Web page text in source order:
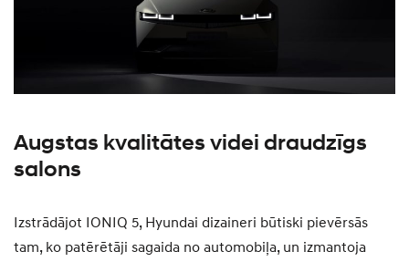
Augstas kvalitātes videi draudzīgs
salons
Izstrādājot IONIQ 5, Hyundai dizaineri būtiski pievērsās
tam, ko patērētāji sagaida no automobiļa, un izmantoja